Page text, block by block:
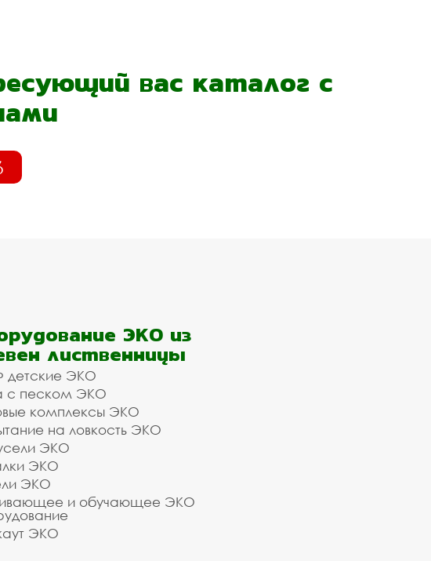
вас каталог с
ЭКО из
лиственницы
ЭКО
с песком ЭКО
комплексы ЭКО
на ловкость ЭКО
ЭКО
ЭКО
ЭКО
и обучающее ЭКО
ЭКО